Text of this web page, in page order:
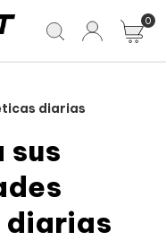
0
diarias
sus
diarias